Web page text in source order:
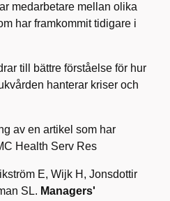
medarbetare mellan olika
har framkommit tidigare i
till bättre förståelse för hur
hanterar kriser och
av en artikel som har
Health Serv Res
E, Wijk H, Jonsdottir
SL. Managers'